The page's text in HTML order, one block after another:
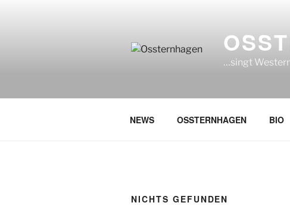
…singt
NEWS OSSTERNHAGEN BIO
NICHTS GEFUNDEN